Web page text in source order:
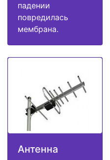
падении
повредилась
мембрана.
Антенна